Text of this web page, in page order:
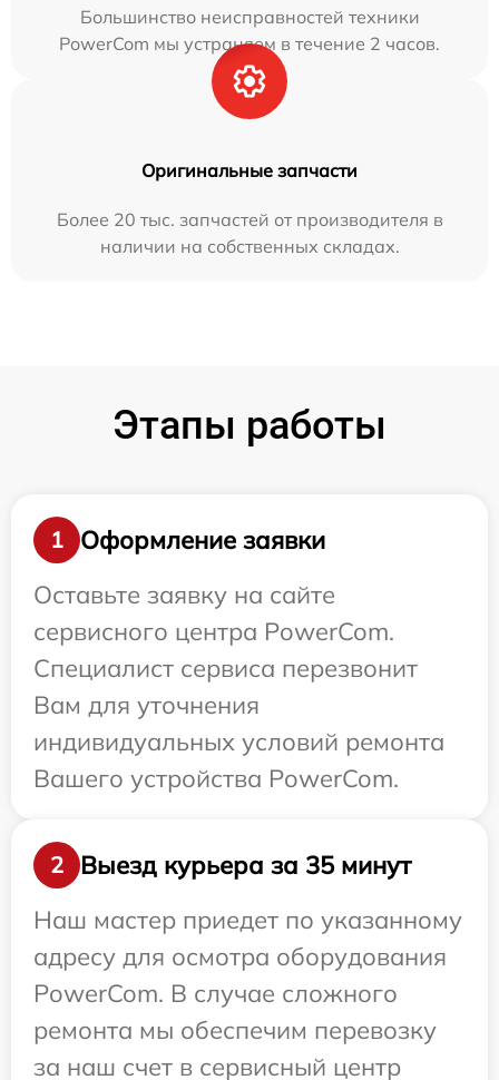
Большинство неисправностей техники
PowerCom мы устраняем в течение 2 часов.
Оригинальные запчасти
Более 20 тыс. запчастей от производителя в
наличии на собственных складах.
Этапы работы
1
Оформление заявки
Оставьте заявку на сайте
сервисного центра PowerCom.
Специалист сервиса перезвонит
Вам для уточнения
индивидуальных условий ремонта
Вашего устройства PowerCom.
2
Выезд курьера за 35 минут
Наш мастер приедет по указанному
адресу для осмотра оборудования
PowerCom. В случае сложного
ремонта мы обеспечим перевозку
за наш счет в сервисный центр